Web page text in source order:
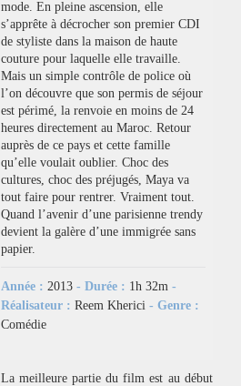
mode. En pleine ascension, elle
s’apprête à décrocher son premier CDI
de styliste dans la maison de haute
couture pour laquelle elle travaille.
Mais un simple contrôle de police où
l’on découvre que son permis de séjour
est périmé, la renvoie en moins de 24
heures directement au Maroc. Retour
auprès de ce pays et cette famille
qu’elle voulait oublier. Choc des
cultures, choc des préjugés, Maya va
tout faire pour rentrer. Vraiment tout.
Quand l’avenir d’une parisienne trendy
devient la galère d’une immigrée sans
papier.
Année : 2013- Durée : 1h 32m-
Réalisateur :Reem Kherici- Genre :
Comédie
La meilleure partie du film est au début